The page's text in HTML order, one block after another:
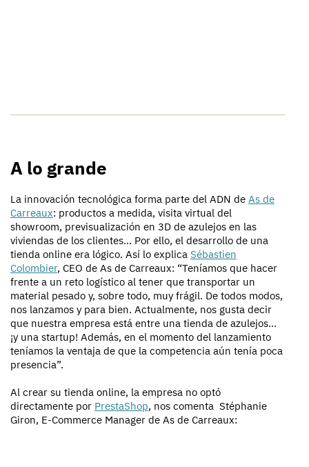
A lo grande
La innovación tecnológica forma parte del ADN de As de
Carreaux: productos a medida, visita virtual del
showroom, previsualización en 3D de azulejos en las
viviendas de los clientes… Por ello, el desarrollo de una
tienda online era lógico. Así lo explica Sébastien
Colombier, CEO de As de Carreaux: “Teníamos que hacer
frente a un reto logístico al tener que transportar un
material pesado y, sobre todo, muy frágil. De todos modos,
nos lanzamos y para bien. Actualmente, nos gusta decir
que nuestra empresa está entre una tienda de azulejos...
¡y una startup! Además, en el momento del lanzamiento
teníamos la ventaja de que la competencia aún tenía poca
presencia”.
Al crear su tienda online, la empresa no optó
directamente por PrestaShop, nos comenta Stéphanie
Giron, E-Commerce Manager de As de Carreaux: